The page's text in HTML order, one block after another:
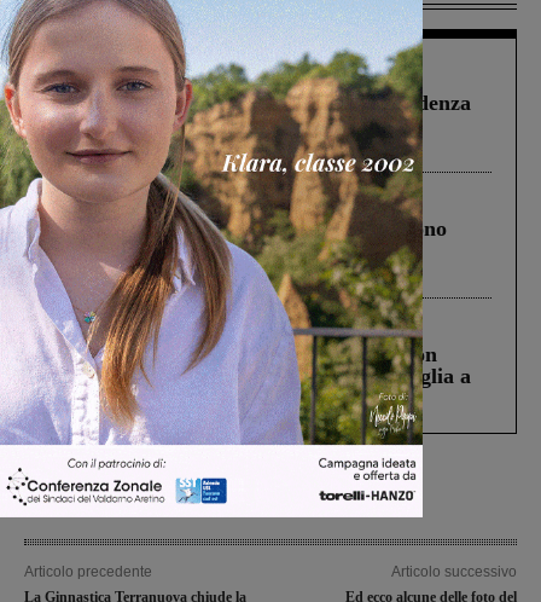
Figline Incisa Valdarno 1 Agosto 2026
Piscina di Figline finanziata oltre la scadenza
Pnrr, il gruppo di Fratelli d’Italia: “Un
ringraziamento al Governo”
Cronaca 4 Agosto 2026
Un anno fa la strage in A1 in cui morirono
Gianni, Giulia e Franco. Lo schianto, il
processo, lo stop ai sorpassi fra tir....
Cronaca 3 Agosto 2026
Scomparso da una struttura di Castiglion
Fiorentino l’uomo che aveva ucciso la figlia a
Levane nel 2020
Articolo precedente
La Ginnastica Terranuova chiude la
Articolo successivo
Ed ecco alcune delle foto del